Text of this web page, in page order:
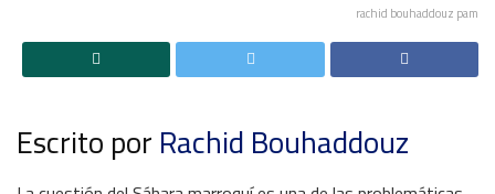
rachid bouhaddouz pam
Escrito porRachid Bouhaddouz